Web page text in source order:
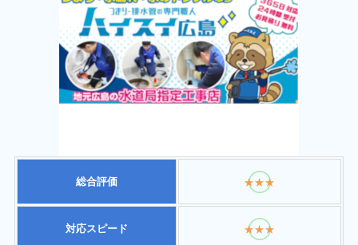
総合評価 ★★★
対応スピード ★★★